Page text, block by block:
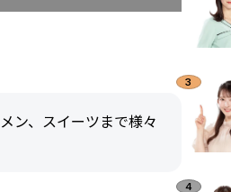
ン、スイーツまで様々